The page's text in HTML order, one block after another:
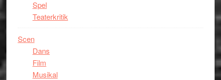
Spel
Teaterkritik
Scen
Dans
Film
Musikal